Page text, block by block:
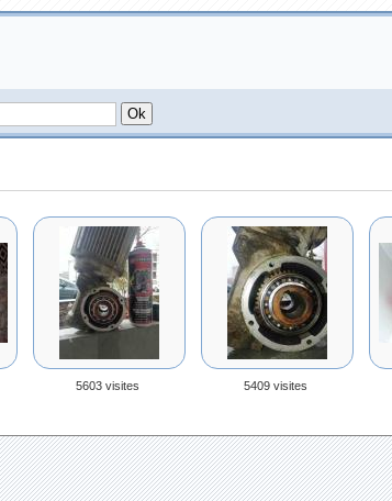
5603 visites 5409 visites